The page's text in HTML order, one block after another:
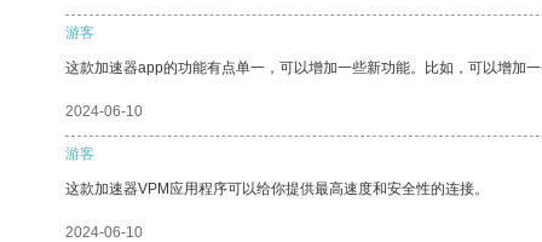
游客
这款加速器app的功能有点单一，可以增加一些新功能。比如，可以增加
2024-06-10
游客
这款加速器VPM应用程序可以给你提供最高速度和安全性的连接。
2024-06-10